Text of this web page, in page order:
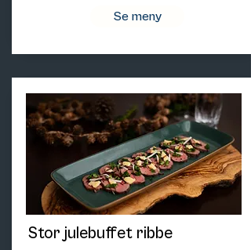
Se meny
Stor julebuffet ribbe